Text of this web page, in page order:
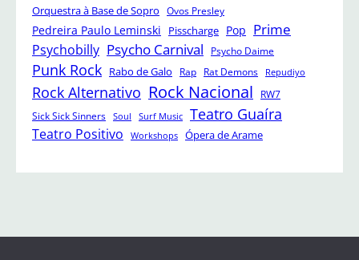
Orquestra à Base de Sopro Ovos Presley
Pedreira Paulo Leminski Pisscharge Pop Prime
Psychobilly Psycho Carnival Psycho Daime
Punk Rock Rabo de Galo Rap Rat Demons Repudiyo
Rock Alternativo Rock Nacional
RW7
Sick Sick Sinners
Soul Surf Music Teatro Guaíra
Teatro Positivo Workshops Ópera de Arame